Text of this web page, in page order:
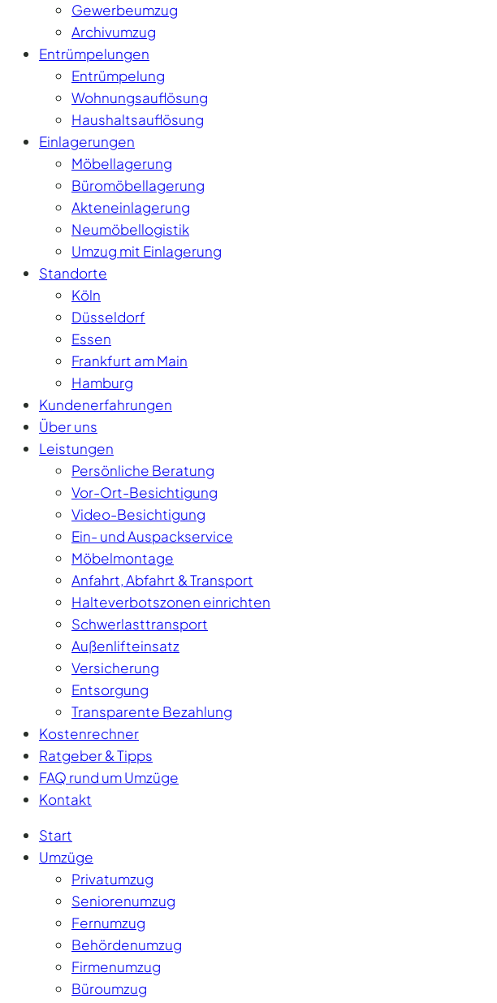
Gewerbeumzug
Archivumzug
Entrümpelungen
Entrümpelung
Wohnungsauflösung
Haushaltsauflösung
Einlagerungen
Möbellagerung
Büromöbellagerung
Akteneinlagerung
Neumöbellogistik
Umzug mit Einlagerung
Standorte
Köln
Düsseldorf
Essen
Frankfurt am Main
Hamburg
Kundenerfahrungen
Über uns
Leistungen
Persönliche Beratung
Vor-Ort-Besichtigung
Video-Besichtigung
Ein- und Auspackservice
Möbelmontage
Anfahrt, Abfahrt & Transport
Halteverbotszonen einrichten
Schwerlasttransport
Außenlifteinsatz
Versicherung
Entsorgung
Transparente Bezahlung
Kostenrechner
Ratgeber & Tipps
FAQ rund um Umzüge
Kontakt
Start
Umzüge
Privatumzug
Seniorenumzug
Fernumzug
Behördenumzug
Firmenumzug
Büroumzug